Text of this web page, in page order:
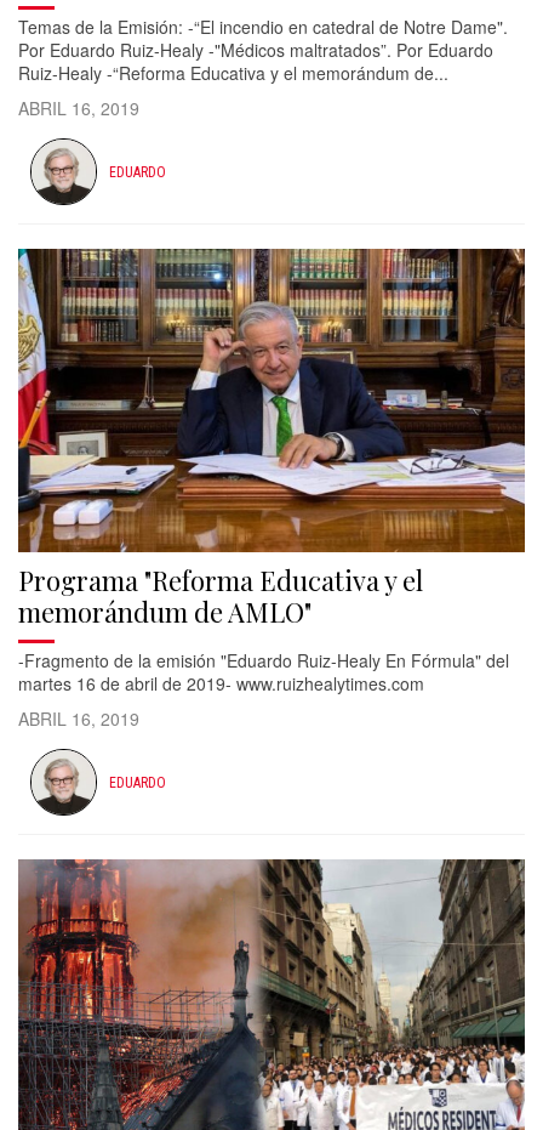
Temas de la Emisión: -“El incendio en catedral de Notre Dame".
Por Eduardo Ruiz-Healy -"Médicos maltratados”. Por Eduardo
Ruiz-Healy -“Reforma Educativa y el memorándum de...
ABRIL 16, 2019
EDUARDO
Programa "Reforma Educativa y el
memorándum de AMLO"
-Fragmento de la emisión "Eduardo Ruiz-Healy En Fórmula" del
martes 16 de abril de 2019- www.ruizhealytimes.com
ABRIL 16, 2019
EDUARDO